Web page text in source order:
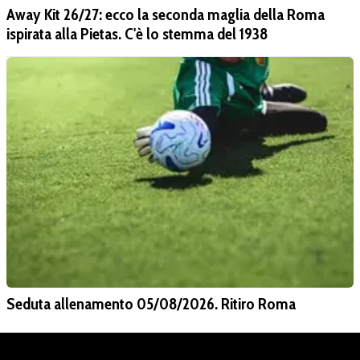
Away Kit 26/27: ecco la seconda maglia della Roma
ispirata alla Pietas. C'è lo stemma del 1938
Seduta allenamento 05/08/2026. Ritiro Roma